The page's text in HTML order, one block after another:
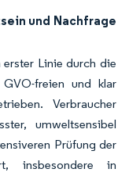
und Nachfrage
Linie durch die
GVO-freien und klar
Verbraucher
umweltsensibel
Prüfung der
insbesondere in